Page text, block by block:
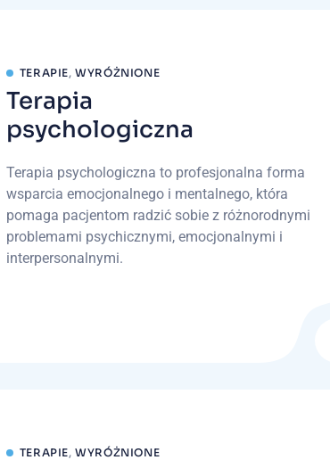
TERAPIE,WYRÓŻNIONE
Terapia
psychologiczna
Terapia psychologiczna to profesjonalna forma
wsparcia emocjonalnego i mentalnego, która
pomaga pacjentom radzić sobie z różnorodnymi
problemami psychicznymi, emocjonalnymi i
interpersonalnymi.
TERAPIE,WYRÓŻNIONE